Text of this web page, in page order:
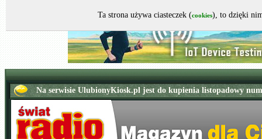
Ta strona używa ciasteczek (cookies), to dzięki